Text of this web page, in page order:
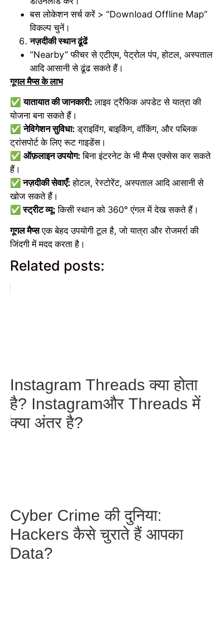
बस लोकेशन सर्च करें > “Download Offline Map”
विकल्प चुनें।
नज़दीकी स्थान ढूंढें
“Nearby” फीचर से एटीएम, पेट्रोल पंप, होटल, अस्पताल
आदि आसानी से ढूंढ सकते हैं।
गूगल मैप्स के लाभ
✅यातायात की जानकारी: लाइव ट्रैफिक अपडेट से यात्रा की
योजना बना सकते हैं।
✅नेविगेशन सुविधा: ड्राइविंग, बाइकिंग, वॉकिंग, और पब्लिक
ट्रांसपोर्ट के लिए रूट गाइडेंस।
✅ ऑफ़लाइन उपयोग: बिना इंटरनेट के भी मैप्स एक्सेस कर सकते
हैं।
✅ नज़दीकी सेवाएँ: होटल, रेस्टोरेंट, अस्पताल आदि आसानी से
खोज सकते हैं।
✅ स्ट्रीट व्यू: किसी स्थान को 360° एंगल में देख सकते हैं।
गूगल मैप्सएक बेहद उपयोगी टूल है, जो यात्रा और रोजमर्रा की
जिंदगी में मदद करता है।
Related posts:
Instagram Threads क्या होता
है? Instagramऔर Threads में
क्या अंतर है?
Cyber Crime की दुनिया:
Hackers कैसे चुराते हैं आपका
Data?